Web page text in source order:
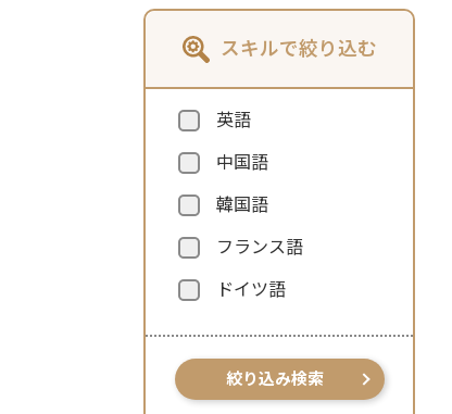
スキルで絞り込む
英語
中国語
韓国語
フランス語
ドイツ語
絞り込み検索